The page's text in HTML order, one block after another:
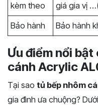
kèm theo
giá gia vị
Bảo hành
Bảo hành
Ưu điểm nổi
cánh Acrylic
Tại sao tủ bếp nhôm
gia đình ưa chuộng?